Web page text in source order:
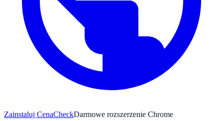
Zainstaluj CenaCheckDarmowe rozszerzenie Chrome